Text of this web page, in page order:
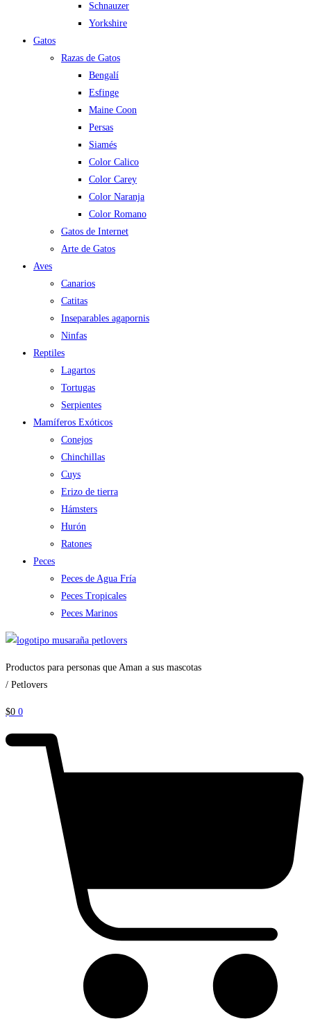
Schnauzer
Yorkshire
Gatos
Razas de Gatos
Bengalí
Esfinge
Maine Coon
Persas
Siamés
Color Calico
Color Carey
Color Naranja
Color Romano
Gatos de Internet
Arte de Gatos
Aves
Canarios
Catitas
Inseparables agapornis
Ninfas
Reptiles
Lagartos
Tortugas
Serpientes
Mamíferos Exóticos
Conejos
Chinchillas
Cuys
Erizo de tierra
Hámsters
Hurón
Ratones
Peces
Peces de Agua Fría
Peces Tropicales
Peces Marinos
Productos para personas que Aman a sus mascotas
/ Petlovers
$0 0